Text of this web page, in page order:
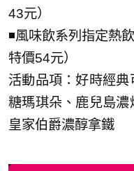
43元）
◾風味飲系列指定熱
特價54元）
活動品項：好時經
糖瑪琪朵、鹿兒島濃
皇家伯爵濃醇拿鐵